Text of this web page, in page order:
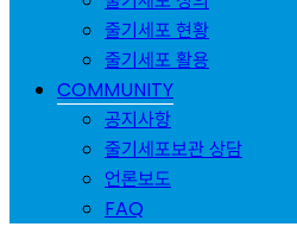
줄기세포 현황
줄기세포 활용
COMMUNITY
공지사항
줄기세포보관 상담
언론보도
FAQ